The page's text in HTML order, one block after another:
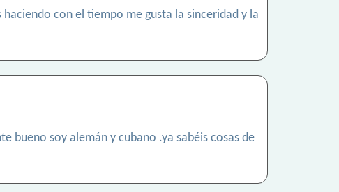
con el tiempo me gusta la sinceridad y la
bueno soy alemán y cubano .ya sabéis cosas de